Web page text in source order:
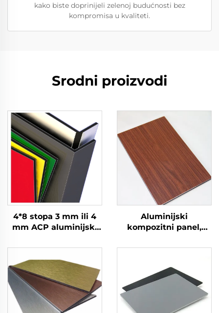
kako biste doprinijeli zelenoj budućnosti bez
kompromisa u kvaliteti.
Srodni proizvodi
4*8 stopa 3 mm ili 4
mm ACP aluminijski
oblaganje zidova i
dekoraciju
Aluminijski
kompozitni panel,
zidova, 4 mm